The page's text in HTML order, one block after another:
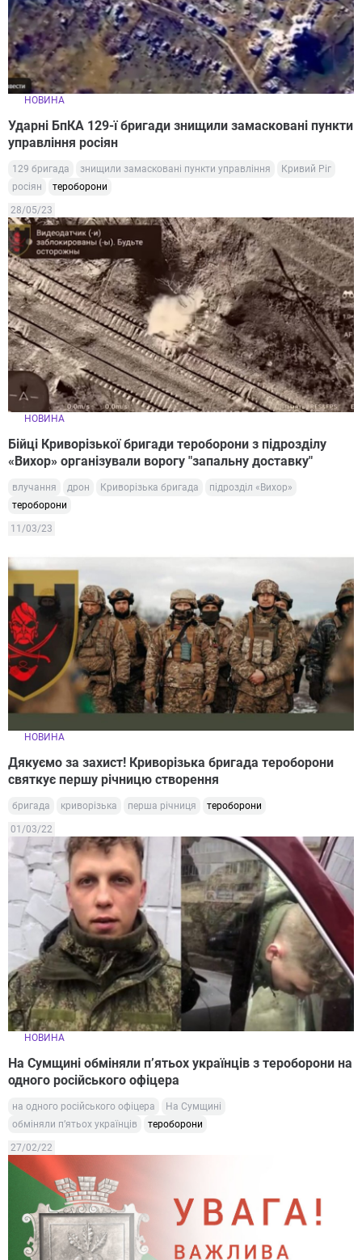
НОВИНА
Ударні БпКА 129-ї бригади знищили замасковані пункти
управління росіян
129 бригада знищили замасковані пункти управління
Кривий Ріг
росіян
тероборони
28/05/23
НОВИНА
Бійці Криворізької бригади тероборони з підрозділу
«Вихор» організували ворогу "запальну доставку"
влучання дрон Криворізька бригада
підрозділ «Вихор»
тероборони
11/03/23
НОВИНА
Дякуємо за захист! Криворізька бригада тероборони
святкує першу річницю створення
бригада криворізька перша річниця тероборони
01/03/22
НОВИНА
На Сумщині обміняли п’ятьох українців з тероборони на
одного російського офіцера
на одного російського офіцера
На Сумщині
обміняли п’ятьох українців
тероборони
27/02/22